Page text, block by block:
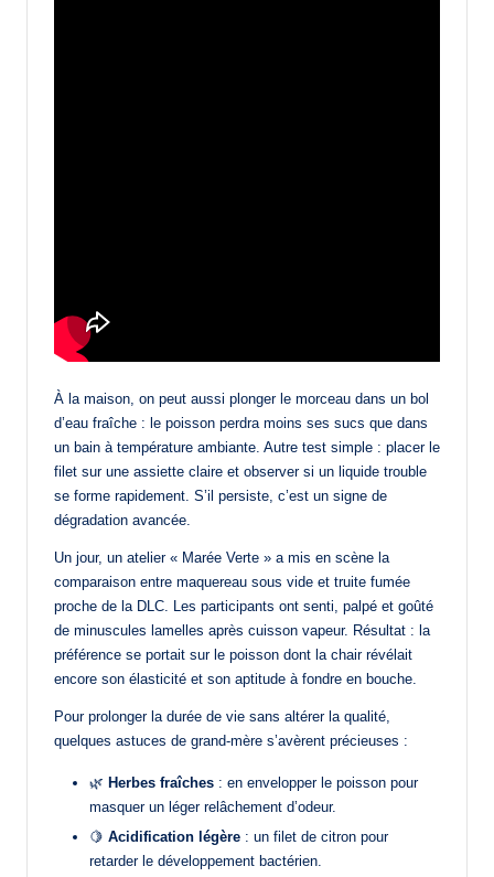
À la maison, on peut aussi plonger le morceau dans un bol
d’eau fraîche : le poisson perdra moins ses sucs que dans
un bain à température ambiante. Autre test simple : placer le
filet sur une assiette claire et observer si un liquide trouble
se forme rapidement. S’il persiste, c’est un signe de
dégradation avancée.
Un jour, un atelier « Marée Verte » a mis en scène la
comparaison entre maquereau sous vide et truite fumée
proche de la DLC. Les participants ont senti, palpé et goûté
de minuscules lamelles après cuisson vapeur. Résultat : la
préférence se portait sur le poisson dont la chair révélait
encore son élasticité et son aptitude à fondre en bouche.
Pour prolonger la durée de vie sans altérer la qualité,
quelques astuces de grand-mère s’avèrent précieuses :
🌿 Herbes fraîches : en envelopper le poisson pour
masquer un léger relâchement d’odeur.
🍋 Acidification légère : un filet de citron pour
retarder le développement bactérien.